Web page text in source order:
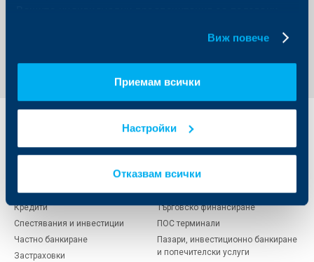
Виж повече
Приемам всички
Настройки
Отказвам всички
Сметки и плащания
Кредити
Спестявания и инвестиции
Частно банкиране
Застраховки
Бизнес
Кредитиране
Управление на парични средства
Търговско финансиране
ПОС терминали
Пазари, инвестиционно банкиране
и попечителски услуги